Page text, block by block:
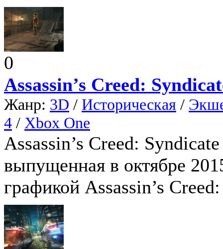
0
Assassin’s Creed:
Жанр: 3D / Историческая /
4 / Xbox One
Assassin’s Creed:
выпущенная в октябре
графикой Assassin’s